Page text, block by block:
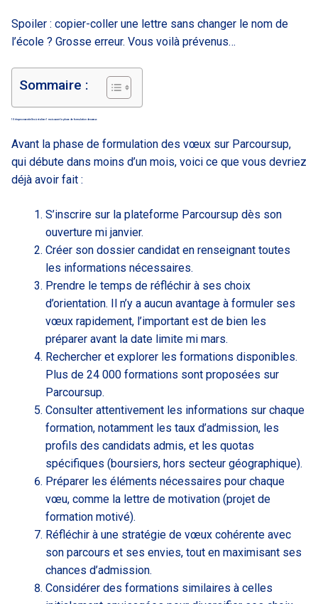
Spoiler : copier-coller une lettre sans changer le nom de
l’école ? Grosse erreur. Vous voilà prévenus…
Sommaire :
10 étapes essentielles à réaliser 1 mois avant la phase de formulation des vœux
Avant la phase de formulation des vœux sur Parcoursup,
qui débute dans moins d’un mois, voici ce que vous devriez
déjà avoir fait :
S’inscrire sur la plateforme Parcoursup dès son
ouverture mi janvier.
Créer son dossier candidat en renseignant toutes
les informations nécessaires.
Prendre le temps de réfléchir à ses choix
d’orientation. Il n’y a aucun avantage à formuler ses
vœux rapidement, l’important est de bien les
préparer avant la date limite mi mars.
Rechercher et explorer les formations disponibles.
Plus de 24 000 formations sont proposées sur
Parcoursup.
Consulter attentivement les informations sur chaque
formation, notamment les taux d’admission, les
profils des candidats admis, et les quotas
spécifiques (boursiers, hors secteur géographique).
Préparer les éléments nécessaires pour chaque
vœu, comme la lettre de motivation (projet de
formation motivé).
Réfléchir à une stratégie de vœux cohérente avec
son parcours et ses envies, tout en maximisant ses
chances d’admission.
Considérer des formations similaires à celles